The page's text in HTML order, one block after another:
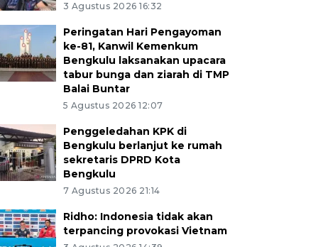
3 Agustus 2026 16:32
Peringatan Hari Pengayoman
ke-81, Kanwil Kemenkum
Bengkulu laksanakan upacara
tabur bunga dan ziarah di TMP
Balai Buntar
5 Agustus 2026 12:07
Penggeledahan KPK di
Bengkulu berlanjut ke rumah
sekretaris DPRD Kota
Bengkulu
7 Agustus 2026 21:14
Ridho: Indonesia tidak akan
terpancing provokasi Vietnam